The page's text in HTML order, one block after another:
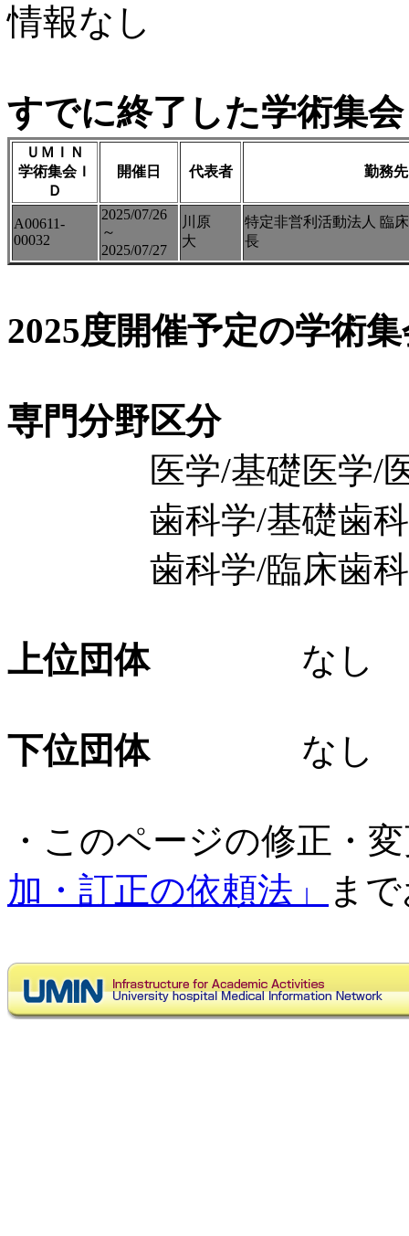
情報なし
すでに終了した学術集
ＵＭＩＮ
学術集会Ｉ
Ｄ
開催日 代表者 勤務先
A00611-
00032
2025/07/26
～
2025/07/27
川原
大
特定非営利活動法人 臨
長
2025度開催予定の学術
専門分野区分
医学/基礎医学/医
歯科学/基礎歯科
歯科学/臨床歯科学
上位団体なし
下位団体なし
・このページの修正・
加・訂正の依頼法」
ま